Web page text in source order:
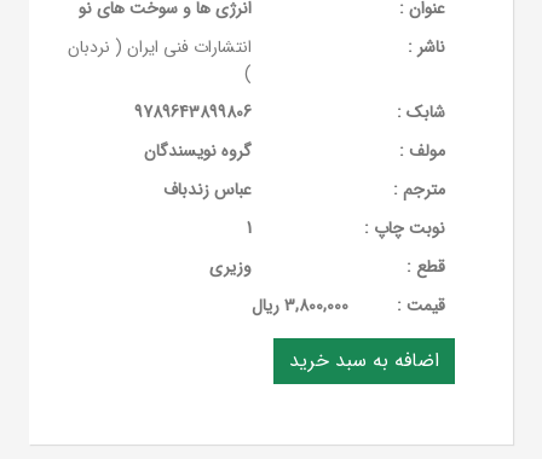
عنوان :
انرژی ها و سوخت های نو
ناشر :
انتشارات فنی ایران ( نردبان
)
شابک :
9789643899806
مولف :
گروه نویسندگان
مترجم :
عباس زندباف
نوبت چاپ :
1
قطع :
وزیری
قيمت :
3,800,000 ریال